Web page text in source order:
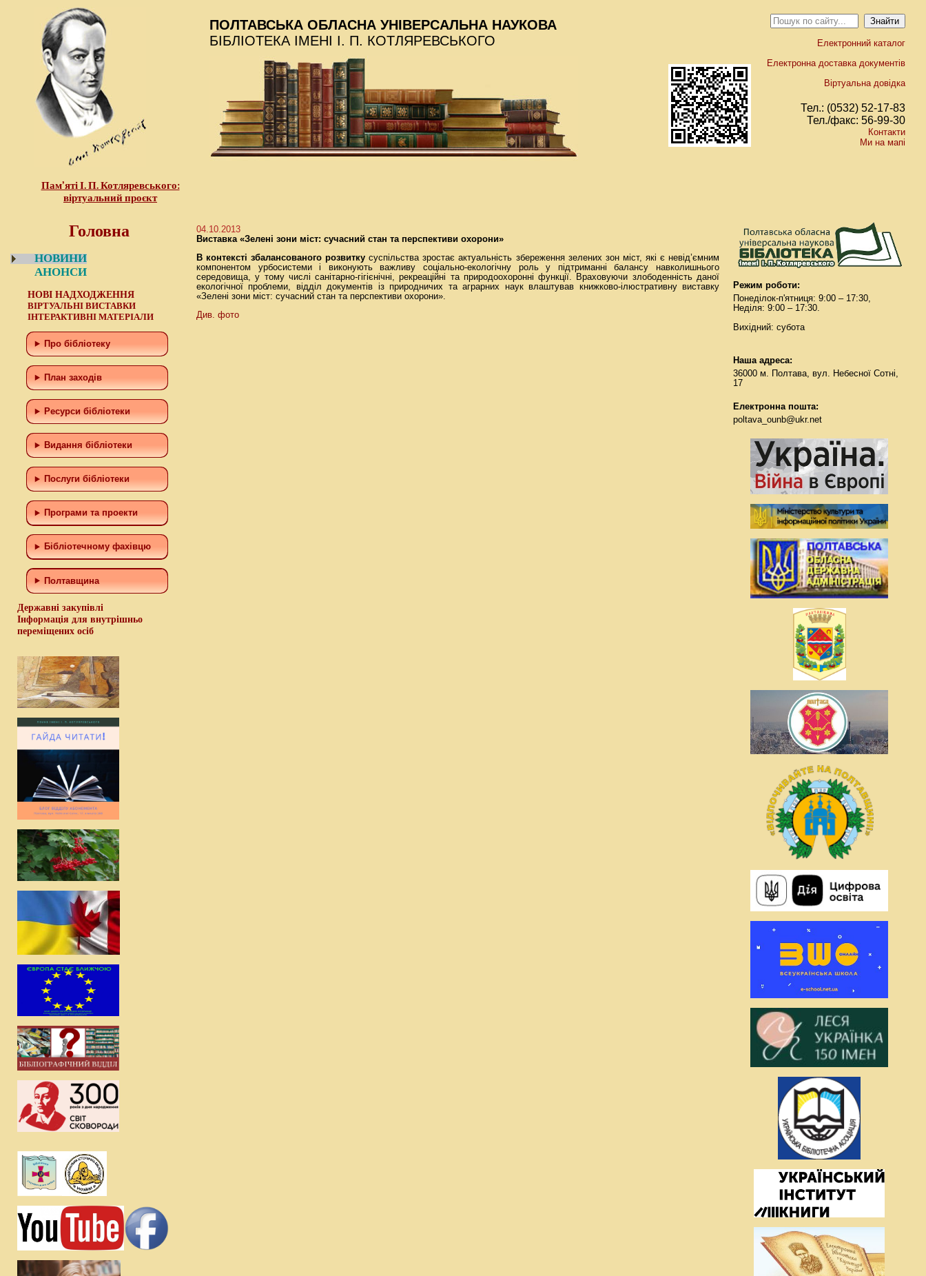
Пам’яті І. П. Котляревського:
віртуальний проєкт
ПОЛТАВСЬКА ОБЛАСНА УНІВЕРСАЛЬНА НАУКОВА
БІБЛІОТЕКА ІМЕНІ І. П. КОТЛЯРЕВСЬКОГО
Електронний каталог
Електронна доставка документів
Віртуальна довідка
Тел.: (0532) 52-17-83
Тел./факс: 56-99-30
Контакти
Ми на мапі
Головна
НОВИНИ
АНОНСИ
НОВІ НАДХОДЖЕННЯ
ВІРТУАЛЬНІ ВИСТАВКИ
ІНТЕРАКТИВНІ МАТЕРІАЛИ
Про бібліотеку
План заходів
Ресурси бібліотеки
Видання бібліотеки
Послуги бібліотеки
Програми та проекти
Бiблiотечному фахiвцю
Полтавщина
Державні закупівлі
Інформація для внутрішньо
переміщених осіб
04.10.2013
Виставка «Зелені зони міст: сучасний стан та перспективи охорони»
В контексті збалансованого розвитку суспільства зростає актуальність збереження зелених зон міст, які є невід’ємним
компонентом урбосистеми і виконують важливу соціально-екологічну роль у підтриманні балансу навколишнього
середовища, у тому числі санітарно-гігієнічні, рекреаційні та природоохоронні функції. Враховуючи злободенність даної
екологічної проблеми, відділ документів із природничих та аграрних наук влаштував книжково-ілюстративну виставку
«Зелені зони міст: сучасний стан та перспективи охорони».
Див. фото
Режим роботи:
Понеділок-п'ятниця: 9:00 – 17:30,
Неділя: 9:00 – 17:30.
Вихідний: субота
Наша адреса:
36000 м. Полтава, вул. Небесної Сотні,
17
Електронна пошта:
poltava_ounb@ukr.net